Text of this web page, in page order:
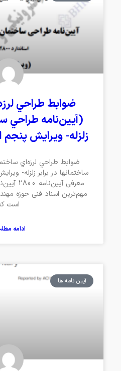
ضوابط طراحي
(آيين‌نامه طراحي
زلزله- ويرايش پنجم
ضوابط طراحي لرزه‌اي
مهم‌ترین اسناد فنی حوزه
است که
ادامه مطلب
آیین نامه ها